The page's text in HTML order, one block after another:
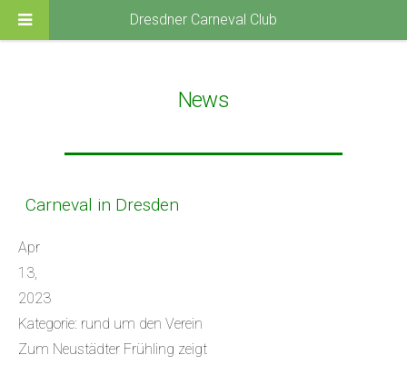
News
Carneval in Dresden
Apr
13,
2023
Kategorie: rund um den Verein
Zum Neustädter Frühling zeigt
Dresdner Carneval Club